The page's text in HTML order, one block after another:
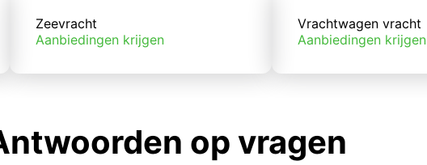
Zeevracht
Aanbiedingen krijgen
Vrachtwagen vracht
Aanbiedingen krijgen
op vragen